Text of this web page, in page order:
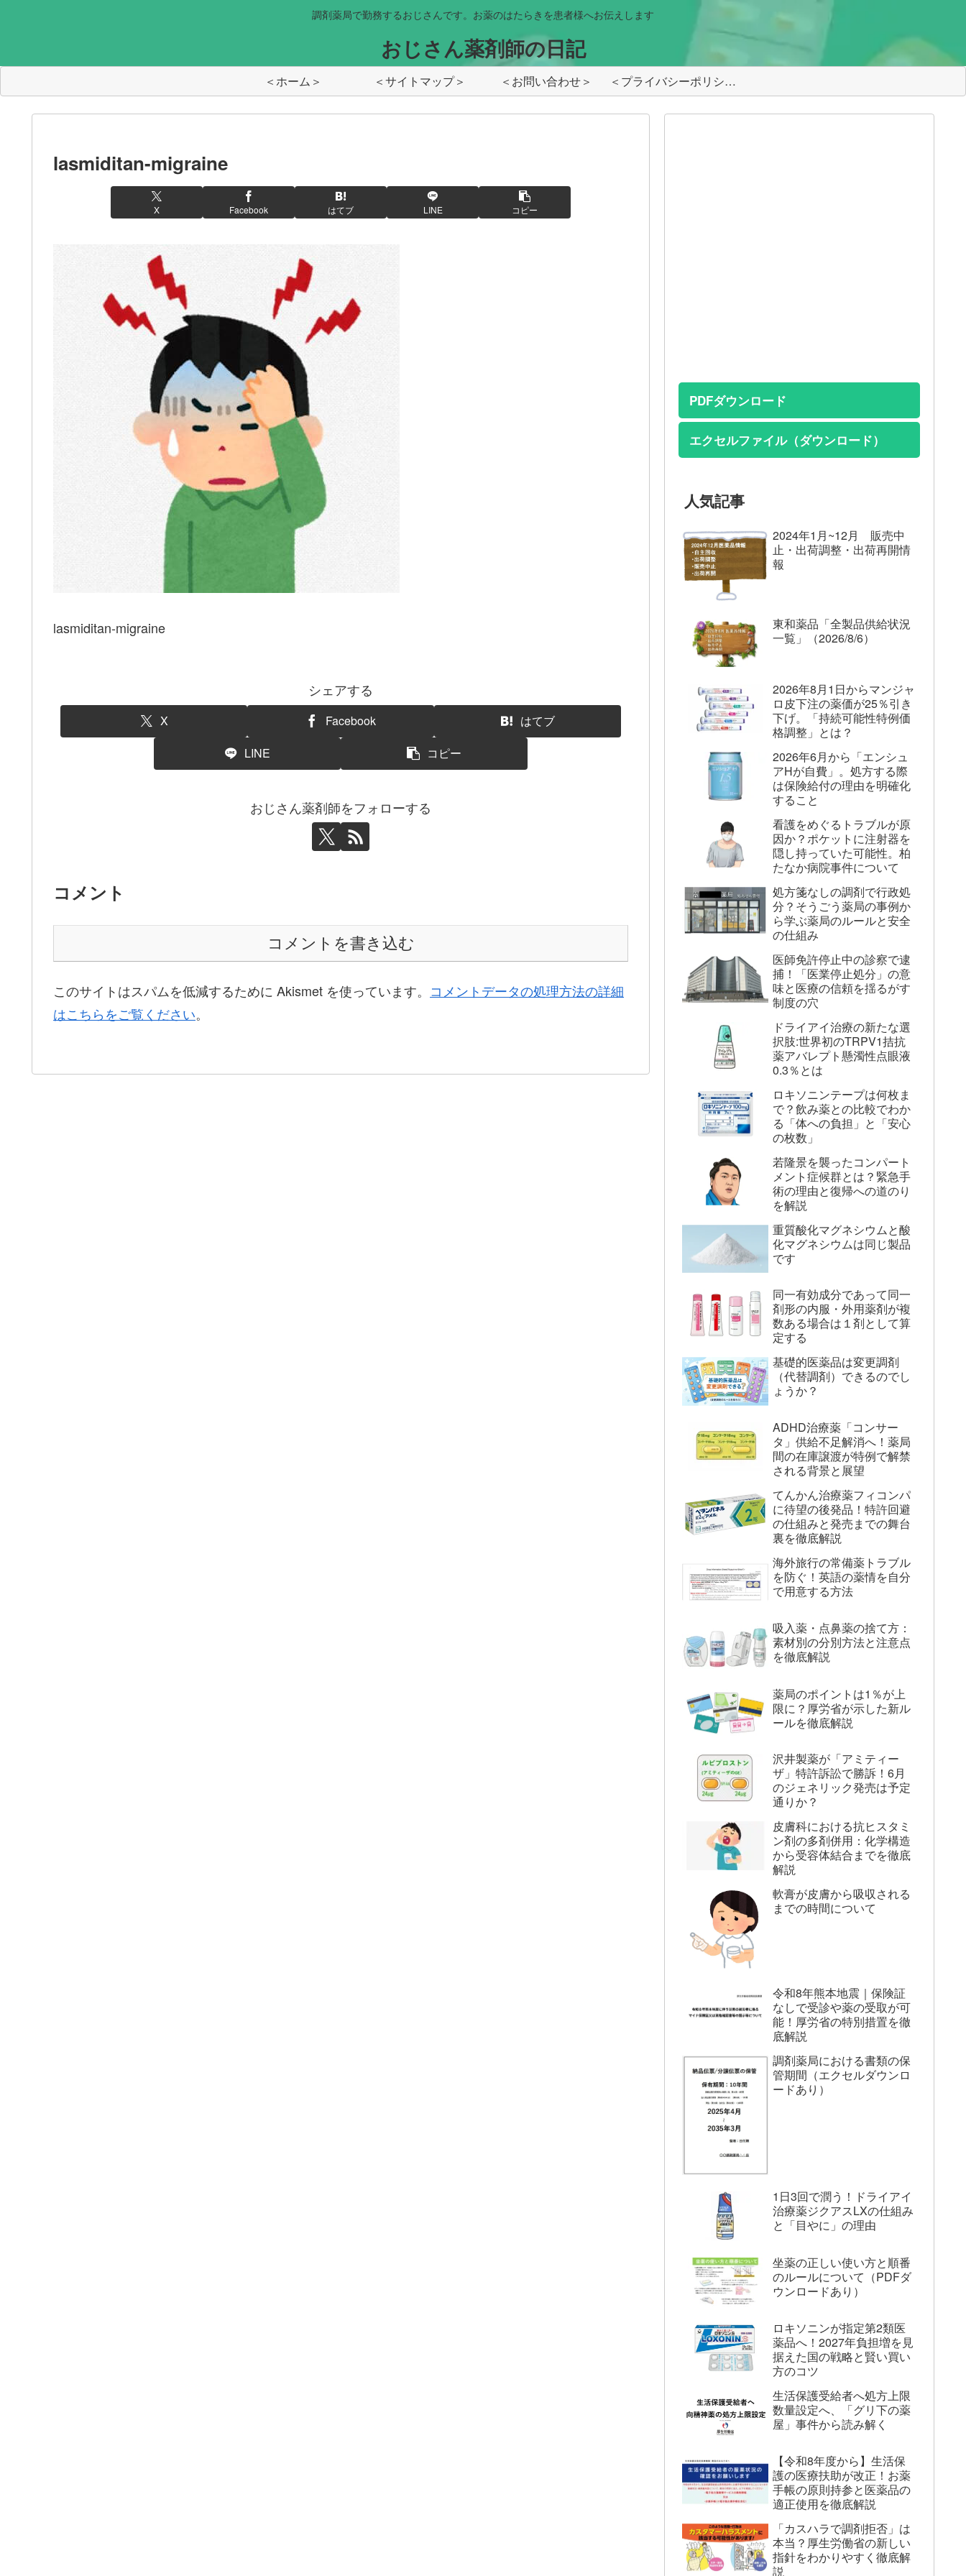
調剤薬局で勤務するおじさんです。お薬のはたらきを患者様へお伝えします
おじさん薬剤師の日記
＜ホーム＞ ＜サイトマップ＞ ＜お問い合わせ＞ ＜プライバシーポリシー＞
lasmiditan-migraine
X Facebook はてブ LINE コピー
lasmiditan-migraine
シェアする
X Facebook
はてブ
LINE
コピー
おじさん薬剤師をフォローする
コメント
コメントを書き込む
このサイトはスパムを低減するために Akismet を使っています。 コメントデータの処理方法の詳細
はこちらをご覧ください。
PDFダウンロード
エクセルファイル（ダウンロード）
人気記事
2024年1月~12月 販売中
止・出荷調整・出荷再開情
報
東和薬品「全製品供給状況
一覧」（2026/8/6）
2026年8月1日からマンジャ
ロ皮下注の薬価が25％引き
下げ。「持続可能性特例価
格調整」とは？
2026年6月から「エンシュ
アHが自費」。処方する際
は保険給付の理由を明確化
すること
看護をめぐるトラブルが原
因か？ポケットに注射器を
隠し持っていた可能性。柏
たなか病院事件について
処方箋なしの調剤で行政処
分？そうごう薬局の事例か
ら学ぶ薬局のルールと安全
の仕組み
医師免許停止中の診察で逮
捕！「医業停止処分」の意
味と医療の信頼を揺るがす
制度の穴
ドライアイ治療の新たな選
択肢:世界初のTRPV1拮抗
薬アバレプト懸濁性点眼液
0.3％とは
ロキソニンテープは何枚ま
で？飲み薬との比較でわか
る「体への負担」と「安心
の枚数」
若隆景を襲ったコンパート
メント症候群とは？緊急手
術の理由と復帰への道のり
を解説
重質酸化マグネシウムと酸
化マグネシウムは同じ製品
です
同一有効成分であって同一
剤形の内服・外用薬剤が複
数ある場合は１剤として算
定する
基礎的医薬品は変更調剤
（代替調剤）できるのでし
ょうか？
ADHD治療薬「コンサー
タ」供給不足解消へ！薬局
間の在庫譲渡が特例で解禁
される背景と展望
てんかん治療薬フィコンパ
に待望の後発品！特許回避
の仕組みと発売までの舞台
裏を徹底解説
海外旅行の常備薬トラブル
を防ぐ！英語の薬情を自分
で用意する方法
吸入薬・点鼻薬の捨て方：
素材別の分別方法と注意点
を徹底解説
薬局のポイントは1％が上
限に？厚労省が示した新ル
ールを徹底解説
沢井製薬が「アミティー
ザ」特許訴訟で勝訴！6月
のジェネリック発売は予定
通りか？
皮膚科における抗ヒスタミ
ン剤の多剤併用：化学構造
から受容体結合までを徹底
解説
軟膏が皮膚から吸収される
までの時間について
令和8年熊本地震｜保険証
なしで受診や薬の受取が可
能！厚労省の特別措置を徹
底解説
調剤薬局における書類の保
管期間（エクセルダウンロ
ードあり）
1日3回で潤う！ドライアイ
治療薬ジクアスLXの仕組み
と「目やに」の理由
坐薬の正しい使い方と順番
のルールについて（PDFダ
ウンロードあり）
ロキソニンが指定第2類医
薬品へ！2027年負担増を見
据えた国の戦略と賢い買い
方のコツ
生活保護受給者へ処方上限
数量設定へ、「グリ下の薬
屋」事件から読み解く
【令和8年度から】生活保
護の医療扶助が改正！お薬
手帳の原則持参と医薬品の
適正使用を徹底解説
「カスハラで調剤拒否」は
本当？厚生労働省の新しい
指針をわかりやすく徹底解
説